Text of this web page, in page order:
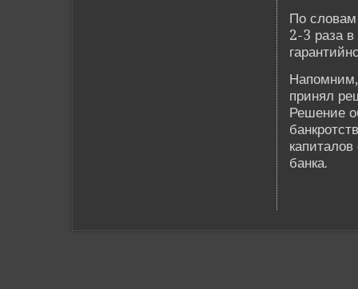
По словам
2-3 раза
принял
Решение
банка.